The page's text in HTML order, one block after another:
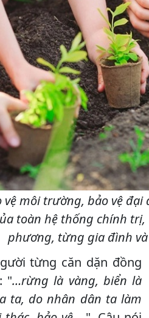
vệ môi trường, bảo vệ
toàn hệ thống chính
phương, từng gia đình
từng căn dặn đồng
"…rừng là vàng, biển là
ta, do nhân dân ta làm